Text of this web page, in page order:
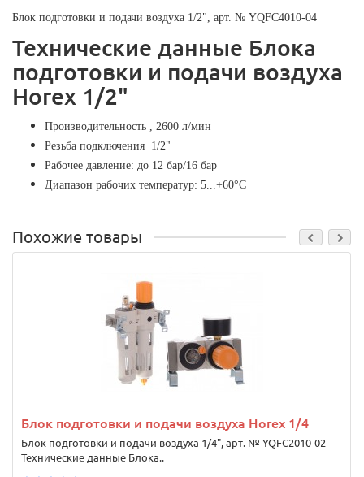
Блок подготовки и подачи воздуха 1/2", арт. № YQFC4010-04
Технические данные Блока
подготовки и подачи воздуха
Horex 1/2"
Производительность , 2600 л/мин
Резьба подключения 1/2"
Рабочее давление: до 12 бар/16 бар
Диапазон рабочих температур: 5...+60°C
Похожие товары
Блок подготовки и подачи воздуха Horex 1/4
Блок подготовки и подачи воздуха 1/4", арт. № YQFC2010-02
Технические данные Блока..